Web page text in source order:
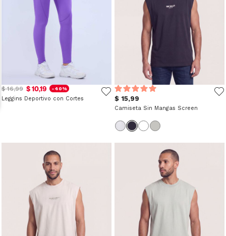
$ 16,99 $ 10,19 -40%
Leggins Deportivo con Cortes $ 15,99
Camiseta Sin Mangas Screen